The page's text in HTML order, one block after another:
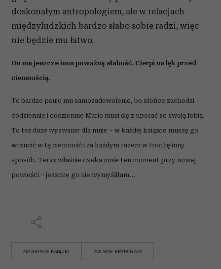
doskonałym antropologiem, ale w relacjach
międzyludzkich bardzo słabo sobie radzi, więc
nie będzie mu łatwo.
On ma jeszcze inna poważną słabość. Cierpi na lęk przed
ciemnością.
To bardzo psuje mu samozadowolenie, bo słońce zachodzi
codziennie i codziennie Mario musi się z uporać ze swoją fobią.
To też duże wyzwanie dla mnie – w każdej książce muszę go
wrzucić w tę ciemność i za każdym razem w trochę inny
sposób. Teraz właśnie czeka mnie ten moment przy nowej
powieści – jeszcze go nie wymyśliłam...
NAJLEPSZE KSIĄŻKI POLSKIE KRYMINAŁY